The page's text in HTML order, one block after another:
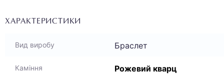
ХАРАКТЕРИСТИКИ
Вид виробу Браслет
Каміння Рожевий кварц